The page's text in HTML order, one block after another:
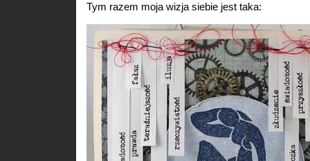
Tym razem moja wizja siebie jest taka: